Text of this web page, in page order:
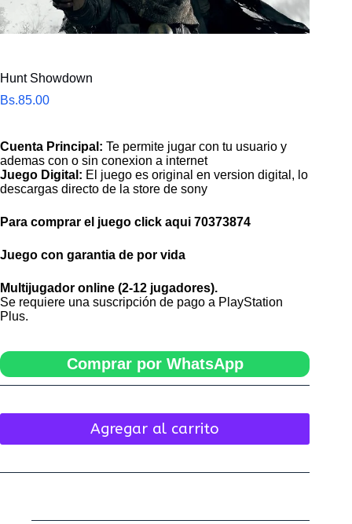
Hunt Showdown
Bs.85.00
Cuenta Principal: Te permite jugar con tu usuario y
ademas con o sin conexion a internet
Juego Digital: El juego es original en version digital, lo
descargas directo de la store de sony
Para comprar el juego click aqui 70373874
Juego con garantia de por vida
Multijugador online (2-12 jugadores).
Se requiere una suscripción de pago a PlayStation
Plus.
Comprar por WhatsApp
Agregar al carrito